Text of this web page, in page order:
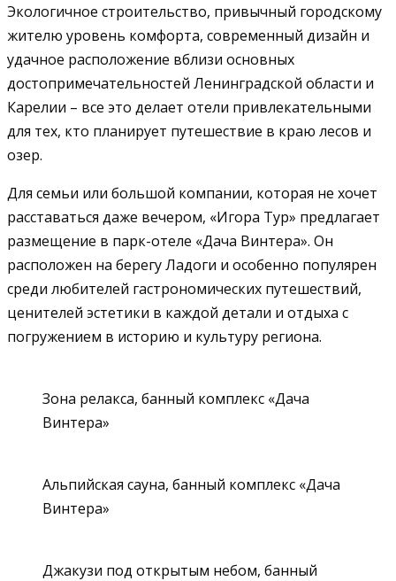
Экологичное строительство, привычный городскому
жителю уровень комфорта, современный дизайн и
удачное расположение вблизи основных
достопримечательностей Ленинградской области и
Карелии – все это делает отели привлекательными
для тех, кто планирует путешествие в краю лесов и
озер.
Для семьи или большой компании, которая не хочет
расставаться даже вечером, «Игора Тур» предлагает
размещение в парк-отеле «Дача Винтера». Он
расположен на берегу Ладоги и особенно популярен
среди любителей гастрономических путешествий,
ценителей эстетики в каждой детали и отдыха с
погружением в историю и культуру региона.
Зона релакса, банный комплекс «Дача
Винтера»
Альпийская сауна, банный комплекс «Дача
Винтера»
Джакузи под открытым небом, банный